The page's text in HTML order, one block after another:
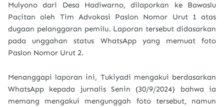
Mulyono dari Desa Hadiwarno, dilaporkan ke Bawaslu
Pacitan oleh Tim Advokasi Paslon Nomor Urut 1 atas
dugaan pelanggaran pemilu. Laporan tersebut didasarkan
pada unggahan status WhatsApp yang memuat foto
Paslon Nomor Urut 2.
Menanggapi laporan ini, Tukiyadi mengakui berdasarkan
WhatsApp kepada jurnalis Senin (30/9/2024) bahwa ia
memang mengakui mengunggah foto tersebut, namun